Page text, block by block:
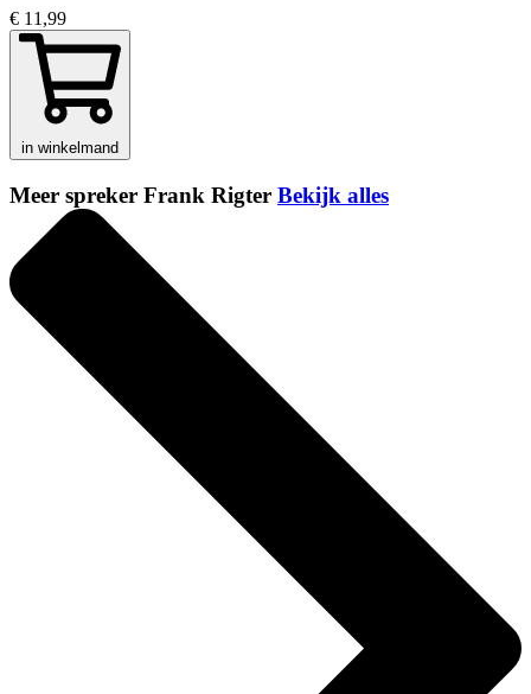
€ 11,99
in winkelmand
Meer spreker Frank Rigter Bekijk alles